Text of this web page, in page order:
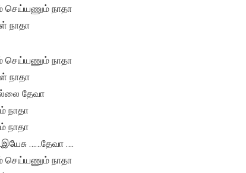
நாதா
நாதா
நாதா
நாதா
தேவா
நாதா
நாதா
……தேவா ….
நாதா